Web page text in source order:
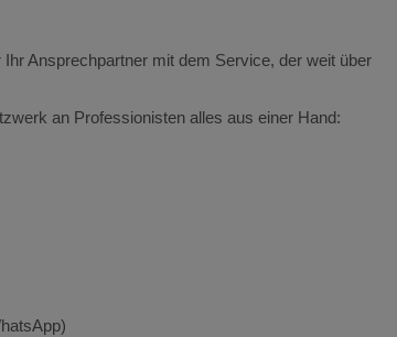
Ansprechpartner mit dem Service, der weit über
an Professionisten alles aus einer Hand: